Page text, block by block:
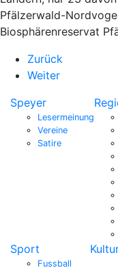
Pfälzerwald-
Biosphärenreservat
Zurück
Weiter
Speyer
Lesermeinung
Vereine
Satire
Sport
Fussball